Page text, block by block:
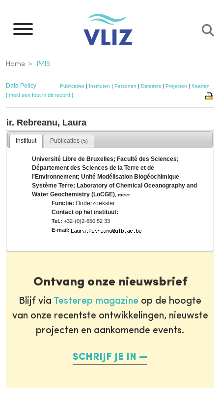
naar
inhoud
gaan
Kruimelpad
Home IMIS
Data Policy Publicaties| Instituten | Personen | Datasets| Projecten | Kaarten
[ meld een fout in dit record ]
ir. Rebreanu, Laura
Instituut Publicaties(5)
Université Libre de Bruxelles; Faculté des Sciences;
Département des Sciences de la Terre et de
l'Environnement; Unité Modélisation Biogéochimique
Système Terre; Laboratory of Chemical Oceanography and
Water Geochemistry (LoCGE) ,meer
Functie:Onderzoekster
Contact op het instituut:
Tel.: +32-(0)2-650 52 33
E-mail:
Ontvang onze nieuwsbrief
Blijf via Testerep magazine op de hoogte
van onze recentste ontwikkelingen, nieuwste
projecten en aankomende events.
SCHRIJF JE IN